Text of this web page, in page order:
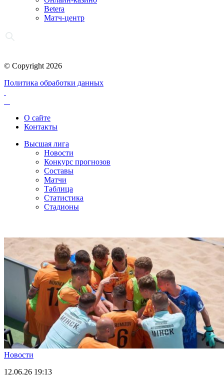
Betera
Матч-центр
© Copyright 2026
Политика обработки данных
О сайте
Контакты
Высшая лига
Новости
Конкурс прогнозов
Составы
Матчи
Таблица
Статистика
Стадионы
Новости
12.06.26 19:13